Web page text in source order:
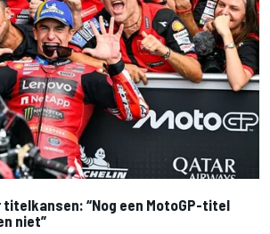
titelkansen: “Nog een MotoGP-titel
niet”